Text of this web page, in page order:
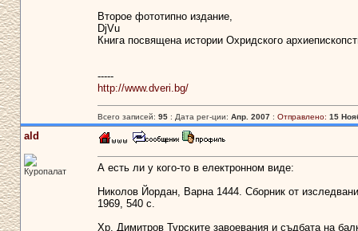
Второе фототипно издание,
DjVu
Книга посвящена истории Охридского
-----
http://www.dveri.bg/
Всего записей: 95: Дата рег-ции: Апр. 2007: Отправлено: 15
ald
Куропалат
А есть ли у кого-то в електронном виде:
Николов Йордан, Варна 1444. Сборник от
1969, 540 с.
Хр. Димитров Турските завоевания и съдбата на